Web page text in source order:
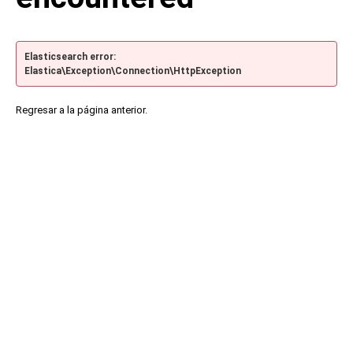
Elasticsearch error:
Elastica\Exception\Connection\HttpException
Regresar a la página anterior.